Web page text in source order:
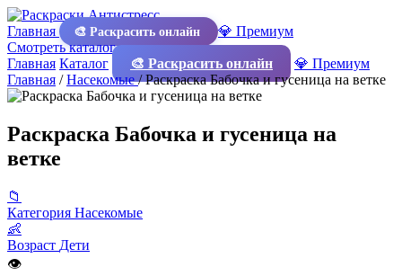
Главная 🎨 Раскрасить онлайн
💎 Премиум
Смотреть каталог
Главная Каталог 🎨 Раскрасить онлайн
💎 Премиум
Главная /Насекомые/Раскраска Бабочка и гусеница на ветке
Раскраска Бабочка и гусеница на
ветке
📁
Категория Насекомые
👶
Возраст Дети
👁